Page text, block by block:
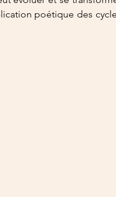
poétique des